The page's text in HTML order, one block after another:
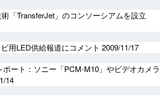
「TransferJet」のコンソーシアムを設立
用LED供給報道にコメント 2009/11/17
ート：ソニー「PCM-M10」やビデオカメラ
14